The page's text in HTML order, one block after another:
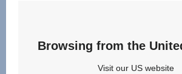
Browsing from the
Visit our US website